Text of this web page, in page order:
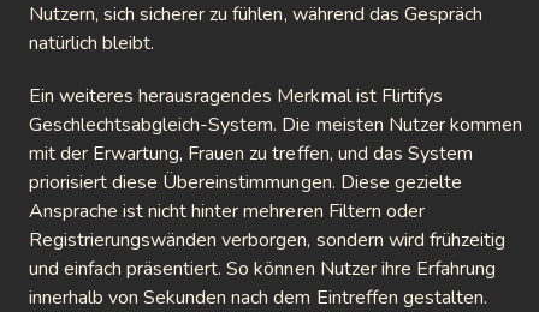
Nutzern, sich sicherer zu fühlen, während das Gespräch
natürlich bleibt.
Ein weiteres herausragendes Merkmal ist Flirtifys
Geschlechtsabgleich-System. Die meisten Nutzer kommen
mit der Erwartung, Frauen zu treffen, und das System
priorisiert diese Übereinstimmungen. Diese gezielte
Ansprache ist nicht hinter mehreren Filtern oder
Registrierungswänden verborgen, sondern wird frühzeitig
und einfach präsentiert. So können Nutzer ihre Erfahrung
innerhalb von Sekunden nach dem Eintreffen gestalten.
With